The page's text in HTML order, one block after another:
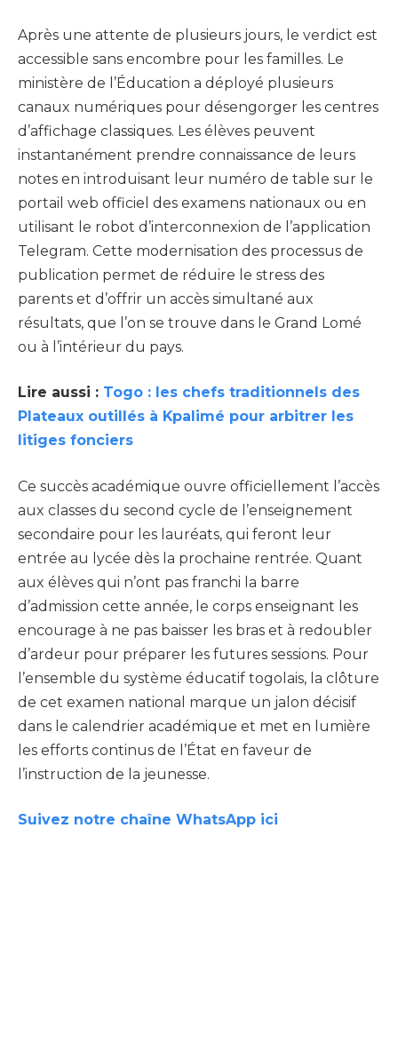
Après une attente de plusieurs jours, le verdict est
accessible sans encombre pour les familles. Le
ministère de l’Éducation a déployé plusieurs
canaux numériques pour désengorger les centres
d’affichage classiques. Les élèves peuvent
instantanément prendre connaissance de leurs
notes en introduisant leur numéro de table sur le
portail web officiel des examens nationaux ou en
utilisant le robot d’interconnexion de l’application
Telegram. Cette modernisation des processus de
publication permet de réduire le stress des
parents et d’offrir un accès simultané aux
résultats, que l’on se trouve dans le Grand Lomé
ou à l’intérieur du pays.
Lire aussi : Togo : les chefs traditionnels des
Plateaux outillés à Kpalimé pour arbitrer les
litiges fonciers
Ce succès académique ouvre officiellement l’accès
aux classes du second cycle de l’enseignement
secondaire pour les lauréats, qui feront leur
entrée au lycée dès la prochaine rentrée. Quant
aux élèves qui n’ont pas franchi la barre
d’admission cette année, le corps enseignant les
encourage à ne pas baisser les bras et à redoubler
d’ardeur pour préparer les futures sessions. Pour
l’ensemble du système éducatif togolais, la clôture
de cet examen national marque un jalon décisif
dans le calendrier académique et met en lumière
les efforts continus de l’État en faveur de
l’instruction de la jeunesse.
Suivez notre chaîne WhatsApp ici